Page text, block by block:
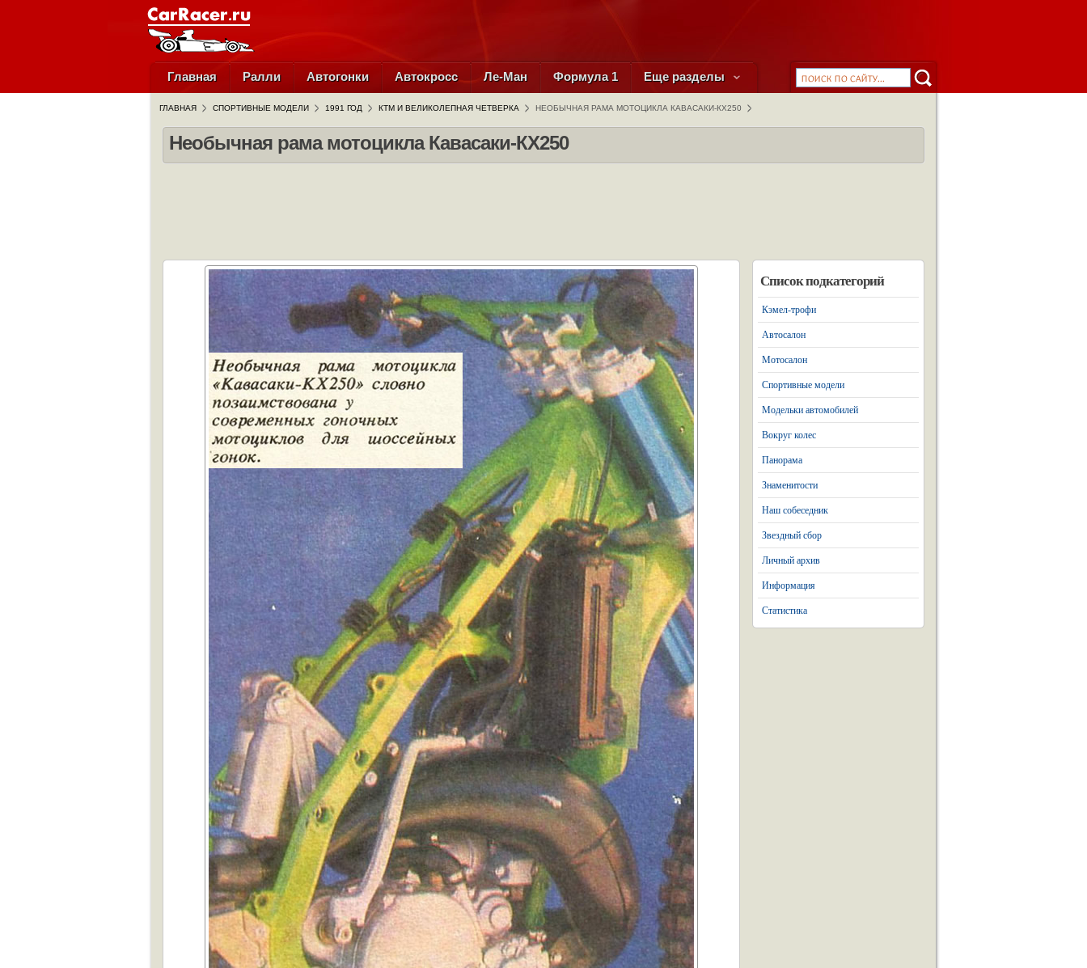
Главная Ралли Автогонки Автокросс Ле-Ман Формула 1 Еще разделы
ГЛАВНАЯ СПОРТИВНЫЕ МОДЕЛИ 1991 ГОД КТМ И ВЕЛИКОЛЕПНАЯ ЧЕТВЕРКА НЕОБЫЧНАЯ РАМА МОТОЦИКЛА КАВАСАКИ-КХ250
Необычная рама мотоцикла Кавасаки-КХ250
Список подкатегорий
Кэмел-трофи
Автосалон
Мотосалон
Спортивные модели
Модельки автомобилей
Вокруг колес
Панорама
Знаменитости
Наш собеседник
Звездный сбор
Личный архив
Информация
Статистика